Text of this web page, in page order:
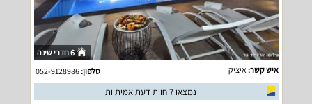
6 חדרי שינה
איש קשר: איציק טלפון:052-9128986
נמצאו 7 חוות דעת אמיתיות